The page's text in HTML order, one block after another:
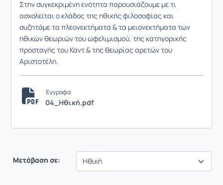
Στην συγκεκριμένη ενότητα παρουσιάζουμε με τι
ασχολείται ο κλάδος της ηθικής φιλοσοφίας και
συζητάμε τα πλεονεκτήματα & τα μειονεκτήματα των
ηθικών θεωριών του ωφελιμισμού, της κατηγορικής
προσταγής του Καντ & της θεωρίας αρετών του
Αριστοτέλη.
Έγγραφα
04_Ηθική.pdf
Μετάβαση σε: